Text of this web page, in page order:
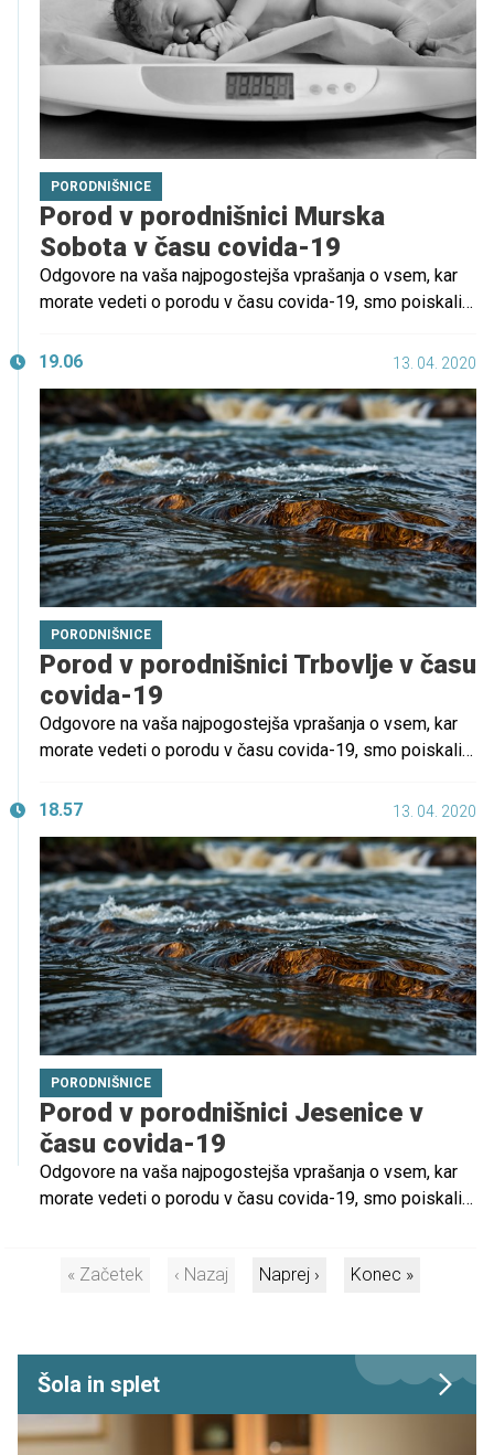
PORODNIŠNICE
Porod v porodnišnici Murska
Sobota v času covida-19
Odgovore na vaša najpogostejša vprašanja o vsem, kar
morate vedeti o porodu v času covida-19, smo poiskali
Murska Sobota, dr. Petru Janku, dr. med., spec. gin. in
19.06 13. 04. 2020
PORODNIŠNICE
Porod v porodnišnici Trbovlje v času
covida-19
Odgovore na vaša najpogostejša vprašanja o vsem, kar
morate vedeti o porodu v času covida-19, smo poiskali v
18.57
13. 04. 2020
PORODNIŠNICE
Porod v porodnišnici Jesenice v
času covida-19
Odgovore na vaša najpogostejša vprašanja o vsem, kar
morate vedeti o porodu v času covida-19, smo poiskali v
« Začetek ‹ Nazaj Naprej › Konec »
Šola in splet